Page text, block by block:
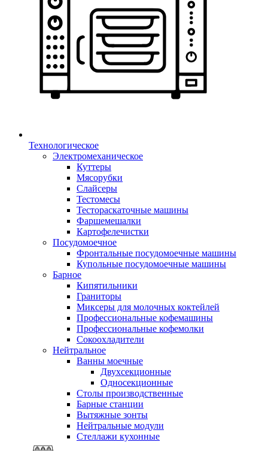
Технологическое
Электромеханическое
Куттеры
Мясорубки
Слайсеры
Тестомесы
Тестораскаточные машины
Фаршемешалки
Картофелечистки
Посудомоечное
Фронтальные посудомоечные машины
Купольные посудомоечные машины
Барное
Кипятильники
Граниторы
Миксеры для молочных коктейлей
Профессиональные кофемашины
Профессиональные кофемолки
Сокоохладители
Нейтральное
Ванны моечные
Двухсекционные
Односекционные
Столы производственные
Барные станции
Вытяжные зонты
Нейтральные модули
Стеллажи кухонные